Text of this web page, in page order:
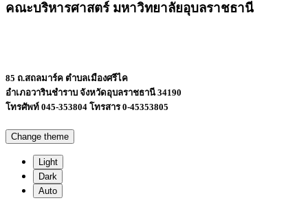
คณะบริหารศาสตร์ มหาวิทยาลัยอุบลราชธานี
85 ถ.สถลมาร์ค ตำบลเมืองศรีไค
อำเภอวารินชำราบ จังหวัดอุบลราชธานี 34190
โทรศัพท์ 045-353804 โทรสาร 0-45353805
Change theme
Light
Dark
Auto